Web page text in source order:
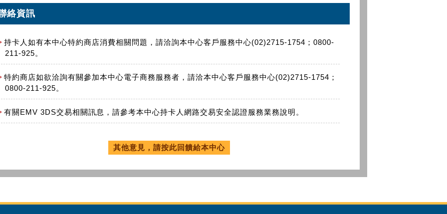
絡資訊
持卡人如有本中心特約商店消費相關問題，請洽詢本中心客戶服務中心(02)2715-1754；0800-
211-925。
特約商店如欲洽詢有關參加本中心電子商務服務者，請洽本中心客戶服務中心(02)2715-1754；
0800-211-925。
有關EMV 3DS交易相關訊息，請參考本中心持卡人網路交易安全認證服務業務說明。
其他意見，請按此回饋給本中心